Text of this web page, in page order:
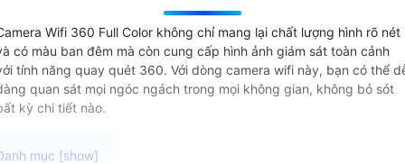
Wifi 360 Full Color không chỉ mang lại chất lượng hình rõ nét
có màu ban đêm mà còn cung cấp hình ảnh giám sát toàn cảnh
tính năng quay quét 360. Với dòng camera wifi này, bạn có thể
quan sát mọi ngóc ngách trong mọi không gian, không bỏ sót
kỳ chi tiết nào.